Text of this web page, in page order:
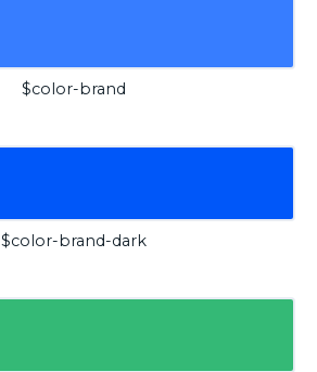
$color-brand
$color-brand-dark